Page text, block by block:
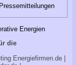
Energien
die
Energiefirmen.de